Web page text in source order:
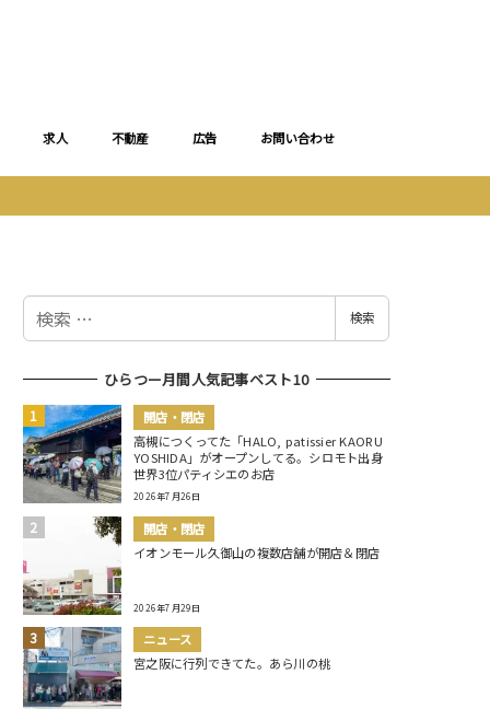
求人 不動産 広告 お問い合わせ
検
検索
ひらつー月間人気記事ベスト10
開店・閉店
高槻につくってた「HALO, patissier KAORU
YOSHIDA」がオープンしてる。シロモト出身
世界3位パティシエのお店
2026年7月26日
開店・閉店
イオンモール久御山の複数店舗が開店＆閉店
2026年7月29日
ニュース
宮之阪に行列できてた。あら川の桃